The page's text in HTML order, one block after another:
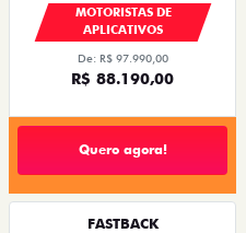
MOTORISTAS DE
APLICATIVOS
De: R$ 97.990,00
R$ 88.190,00
Quero agora!
FASTBACK